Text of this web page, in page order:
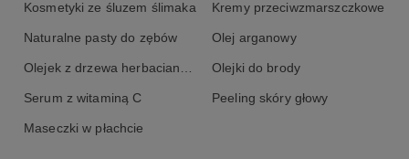
Kosmetyki ze śluzem ślimaka Kremy przeciwzmarszczkowe
Naturalne pasty do zębów Olej arganowy
Olejek z drzewa herbacianego Olejki do brody
Serum z witaminą C Peeling skóry głowy
Maseczki w płachcie